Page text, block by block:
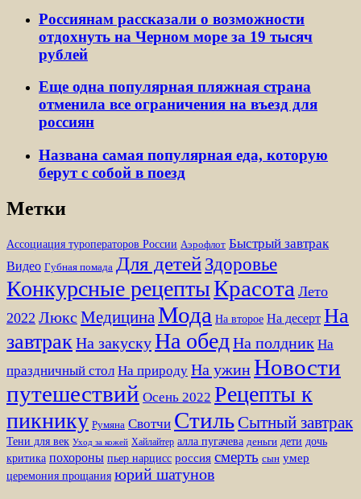
Россиянам рассказали о возможности
отдохнуть на Черном море за 19 тысяч
рублей
Еще одна популярная пляжная страна
отменила все ограничения на въезд для
россиян
Названа самая популярная еда, которую
берут с собой в поезд
Метки
Ассоциация туроператоров России Аэрофлот Быстрый завтрак
Видео Губная помада Для детейЗдоровье
Конкурсные рецептыКрасота Лето
2022 Люкс МедицинаМода На второе На десерт На
завтрак На закускуНа обедНа полдник На
праздничный стол На природу На ужинНовости
путешествий Осень 2022 Рецепты к
пикнику Румяна Свотчи СтильСытный завтрак
Тени для век Уход за кожей Хайлайтер алла пугачева деньги дети дочь
критика похороны пьер нарцисс россия смерть сын умер
церемония прощания юрий шатунов